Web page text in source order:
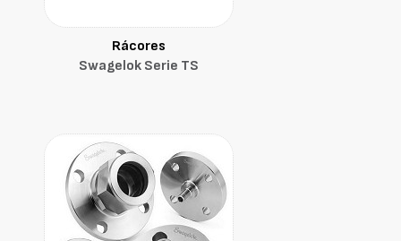
Rácores
Swagelok Serie TS